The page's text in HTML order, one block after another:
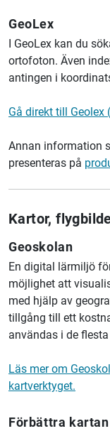
GeoLex
I GeoLex kan du
ortofoton. Även
antingen i
Gå direkt till Geolex
Annan information
presenteras på
Kartor,
Geoskolan
En digital lärmiljö
möjlighet att
med hjälp av
tillgång till ett
användas i de
Läs mer om
kartverktyget.
Förbättra kartan